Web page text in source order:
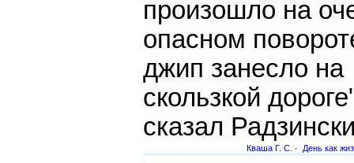
произошло на
опасном
джип занесло на
скользкой
сказал
Кваша Г. С. · День как